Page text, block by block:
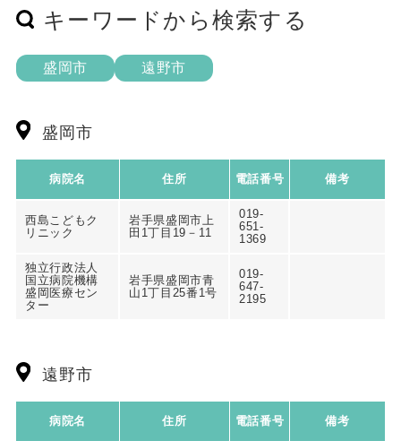
キーワードから検索する
盛岡市 遠野市
盛岡市
病院名 住所 電話番号 備考
西島こどもク
リニック
岩手県盛岡市上
田1丁目19－11
019-
651-
1369
独立行政法人
国立病院機構
盛岡医療セン
ター
岩手県盛岡市青
山1丁目25番1号
019-
647-
2195
遠野市
病院名 住所 電話番号 備考